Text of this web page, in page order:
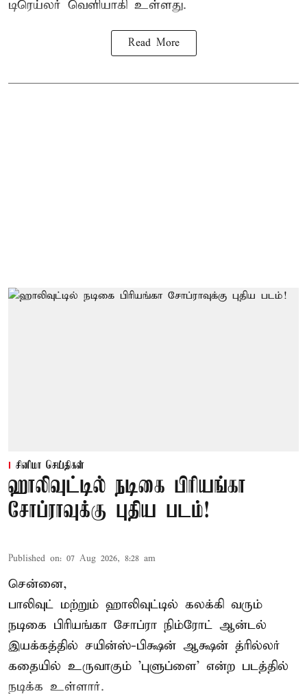
டிரெய்லர் வெளியாகி உள்ளது.
Read More
சினிமா செய்திகள்
ஹாலிவுட்டில் நடிகை பிரியங்கா
சோப்ராவுக்கு புதிய படம்!
Published on: 07 Aug 2026, 8:28 am
சென்னை,
பாலிவுட் மற்றும் ஹாலிவுட்டில் கலக்கி வரும்
நடிகை பிரியங்கா சோப்ரா நிம்ரோட் ஆன்டல்
இயக்கத்தில் சயின்ஸ்-பிக்ஷன் ஆக்ஷன் த்ரில்லர்
கதையில் உருவாகும் 'புளுப்ளை' என்ற படத்தில்
நடிக்க உள்ளார்.